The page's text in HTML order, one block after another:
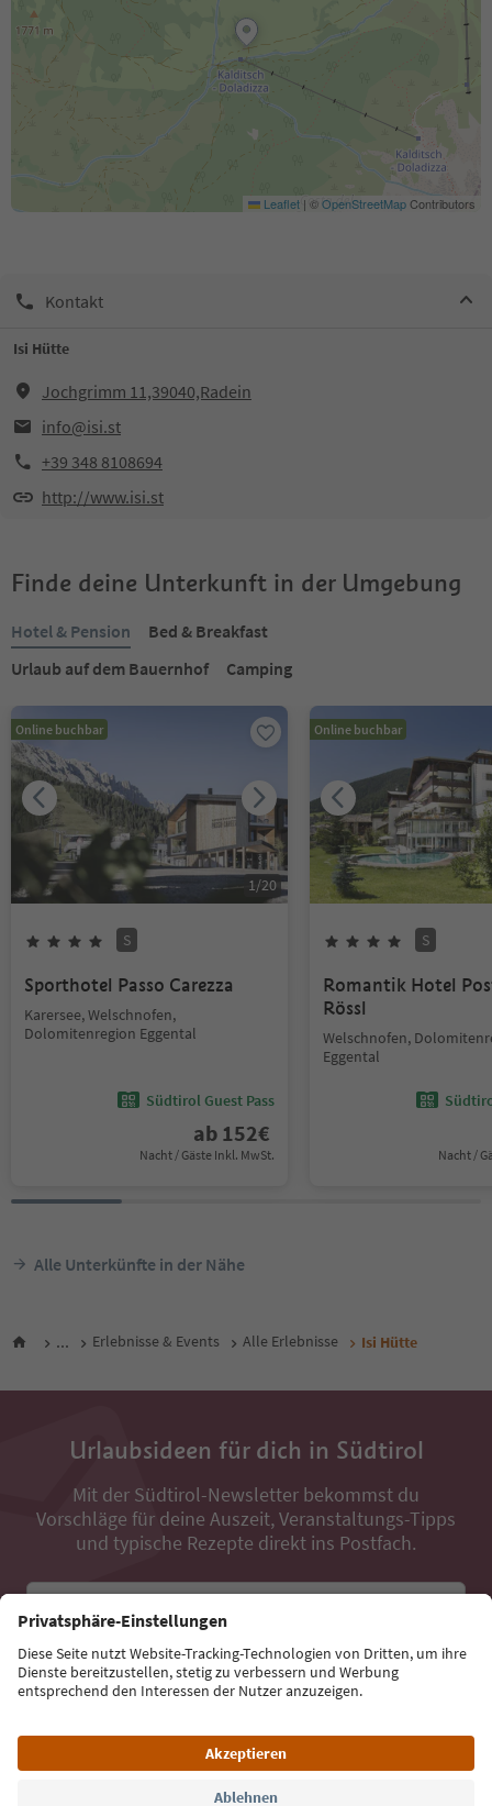
Leaflet | ©OpenStreetMapContributors
Kontakt
Isi Hütte
Jochgrimm 11,39040,Radein
info@isi.st
+39 348 8108694
http://www.isi.st
Finde deine Unterkunft in der Umgebung
Hotel & Pension
Bed & Breakfast
Urlaub auf dem Bauernhof
Camping
Online buchbar
1/20
S
Sporthotel Passo Carezza
Karersee, Welschnofen,
Dolomitenregion Eggental
Südtirol Guest Pass
ab 152€
Nacht / Gäste Inkl. MwSt.
Online buchbar
S
Romantik Hotel
Rössl
Welschnofen,
Eggental
Nacht /
Alle Unterkünfte in der Nähe
... Erlebnisse & Events Alle Erlebnisse Isi Hütte
Urlaubsideen für dich in Südtirol
Mit der Südtirol-Newsletter bekommst du
Vorschläge für deine Auszeit, Veranstaltungs-Tipps
und typische Rezepte direkt ins Postfach.
Jetzt anmelden